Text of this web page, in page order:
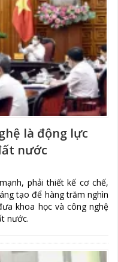
là động lực
nước
phải thiết kế cơ chế,
tạo để hàng trăm nghìn
khoa học và công nghệ
nước.